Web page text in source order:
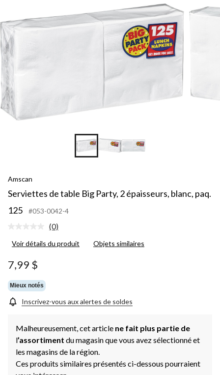
Amscan
Serviettes de table Big Party, 2 épaisseurs, blanc, paq.
125
#053-0042-4
Aucune
pour
page.
(0)
Voir détails du produit Objets similaires
7,99 $
Mieux notés
Inscrivez-vous aux alertes de soldes
Malheureusement, cet article ne fait plus partie de
l’assortiment du magasin que vous avez sélectionné et
les magasins de la région.
Ces produits similaires présentés ci-dessous pourraient